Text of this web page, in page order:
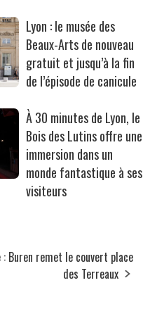
Lyon : le musée des
Beaux-Arts de nouveau
gratuit et jusqu’à la fin
de l’épisode de canicule
À 30 minutes de Lyon, le
Bois des Lutins offre une
immersion dans un
monde fantastique à ses
visiteurs
: Buren remet le couvert place
des Terreaux